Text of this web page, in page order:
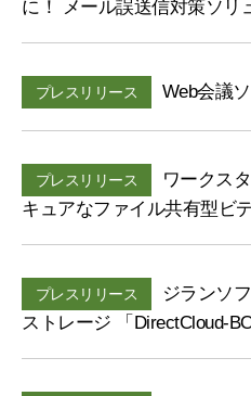
に！ メール誤送信対策ソリ
プレスリリース Web会議
プレスリリース
ワークス
キュアなファイル共有型ビ
プレスリリース
ジランソ
ストレージ 「DirectCloud-